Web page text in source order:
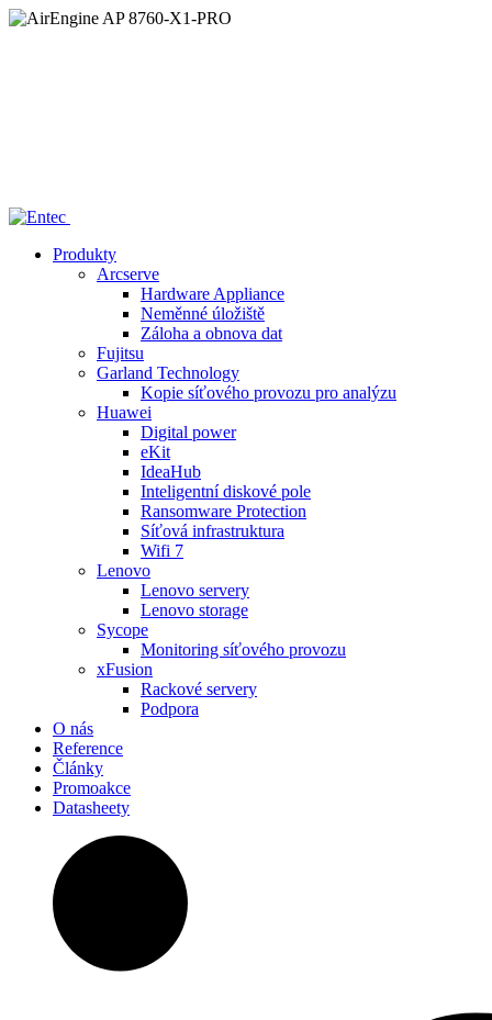
Produkty
Arcserve
Hardware Appliance
Neměnné úložiště
Záloha a obnova dat
Fujitsu
Garland Technology
Kopie síťového provozu pro analýzu
Huawei
Digital power
eKit
IdeaHub
Inteligentní diskové pole
Ransomware Protection
Síťová infrastruktura
Wifi 7
Lenovo
Lenovo servery
Lenovo storage
Sycope
Monitoring síťového provozu
xFusion
Rackové servery
Podpora
O nás
Reference
Články
Promoakce
Datasheety